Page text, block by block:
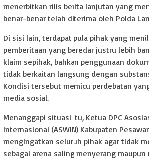
menerbitkan rilis berita lanjutan yang
benar-benar telah diterima oleh Polda
Di sisi lain, terdapat pula pihak yang
pemberitaan yang beredar justru lebih
klaim sepihak, bahkan penggunaan
tidak berkaitan langsung dengan
Kondisi tersebut memicu perdebatan
media sosial.
Menanggapi situasi itu, Ketua DPC
Internasional (ASWIN) Kabupaten
mengingatkan seluruh pihak agar tidak
sebagai arena saling menyerang